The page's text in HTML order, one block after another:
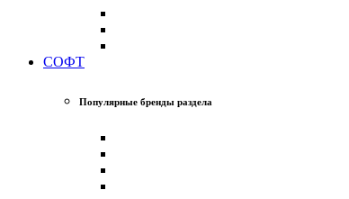
СОФТ
Популярные бренды раздела